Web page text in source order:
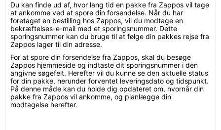
Du kan finde ud af, hvor lang tid en pakke fra Zappos vil tage
at ankomme ved at spore din forsendelse. Når du har
foretaget en bestilling hos Zappos, vil du modtage en
bekræftelses-e-mail med et sporingsnummer. Dette
sporingsnummer kan du bruge til at følge din pakkes rejse fra
Zappos lager til din adresse.
For at spore din forsendelse fra Zappos, skal du besøge
Zappos hjemmeside og indtaste dit sporingsnummer i den
angivne søgefelt. Herefter vil du kunne se den aktuelle status
for din pakke, herunder forventet leveringsdato og tidspunkt.
På denne måde kan du holde dig opdateret om, hvornår din
pakke fra Zappos vil ankomme, og planlægge din
modtagelse herefter.